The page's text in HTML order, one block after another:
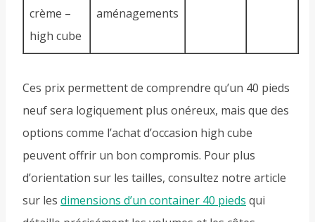
crème –
high cube
aménagements
Ces prix permettent de comprendre qu’un 40 pieds
neuf sera logiquement plus onéreux, mais que des
options comme l’achat d’occasion high cube
peuvent offrir un bon compromis. Pour plus
d’orientation sur les tailles, consultez notre article
sur les dimensions d’un container 40 pieds qui